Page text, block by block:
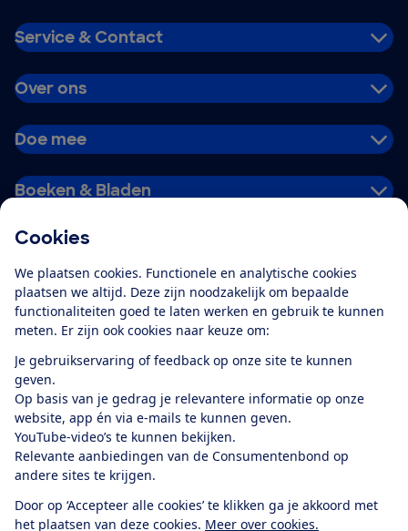
Cookies
We plaatsen cookies. Functionele en analytische cookies
plaatsen we altijd. Deze zijn noodzakelijk om bepaalde
functionaliteiten goed te laten werken en gebruik te kunnen
meten. Er zijn ook cookies naar keuze om:
Je gebruikservaring of feedback op onze site te kunnen
geven.
Op basis van je gedrag je relevantere informatie op onze
website, app én via e-mails te kunnen geven.
YouTube-video’s te kunnen bekijken.
Relevante aanbiedingen van de Consumentenbond op
andere sites te krijgen.
Door op ‘Accepteer alle cookies’ te klikken ga je akkoord met
het plaatsen van deze cookies. Meer over cookies.
Service & Contact
Over ons
Doe mee
Boeken & Bladen
Alles over de
app
Algemene Voorwaarden
Privacyverklaring
Cookiebeleid
Privacyvoorkeuren
Toegankelijkheid
RSS-feed nieuws
Facebook
TwitterInstagram
YoutubeLinkedIn